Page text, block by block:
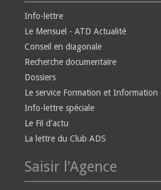
Info-lettre
Le Mensuel - ATD Actualité
Conseil en diagonale
Recherche documentaire
Dossiers
Le service Formation et Information
Info-lettre spéciale
Le Fil d'actu
La lettre du Club ADS
Saisir l'Agence